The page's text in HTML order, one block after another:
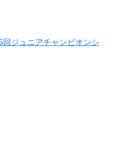
ジュニアチャンピオンシ